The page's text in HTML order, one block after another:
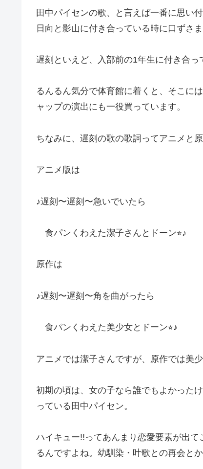
田中パイセンの歌、と言えば一番に思い
日向と影山に付き合っている時に口ずさま
遅刻といえど、入部前の1年生に付き合っ
るんるん気分で体育館に着くと、そこに
ャップの演出にも一役買っています。
ちなみに、遅刻の歌の歌詞ってアニメと
アニメ版は
♪遅刻〜遅刻〜急いでいたら
食パンくわえた潔子さんとドーン⭐︎♪
原作は
♪遅刻〜遅刻〜角を曲がったら
食パンくわえた美少女とドーン⭐︎♪
アニメでは潔子さんですが、原作では美少
初期の頃は、女の子なら誰でもよかった
っている田中パイセン。
ハイキュー!!ってあんまり恋愛要素が出
るんですよね。幼馴染・叶歌との再会とか